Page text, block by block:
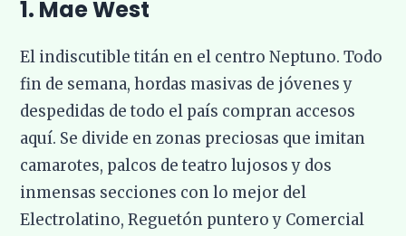
1. Mae West
El indiscutible titán en el centro Neptuno. Todo
fin de semana, hordas masivas de jóvenes y
despedidas de todo el país compran accesos
aquí. Se divide en zonas preciosas que imitan
camarotes, palcos de teatro lujosos y dos
inmensas secciones con lo mejor del
Electrolatino, Reguetón puntero y Comercial